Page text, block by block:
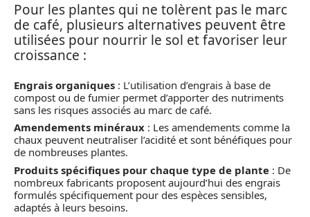
Pour les plantes qui ne tolèrent pas le marc
de café, plusieurs alternatives peuvent être
utilisées pour nourrir le sol et favoriser leur
croissance :
Engrais organiques : L’utilisation d’engrais à base de
compost ou de fumier permet d’apporter des nutriments
sans les risques associés au marc de café.
Amendements minéraux : Les amendements comme la
chaux peuvent neutraliser l’acidité et sont bénéfiques pour
de nombreuses plantes.
Produits spécifiques pour chaque type de plante : De
nombreux fabricants proposent aujourd’hui des engrais
formulés spécifiquement pour des espèces sensibles,
adaptés à leurs besoins.